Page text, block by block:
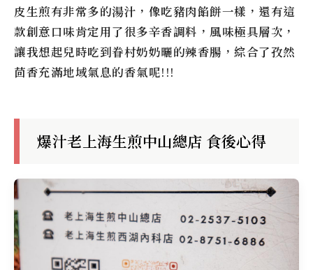
皮生煎有非常多的湯汁，像吃豬肉餡餅一樣，還有這
款創意口味肯定用了很多辛香調料，風味極具層次，
讓我想起兒時吃到眷村奶奶曬的辣香腸，綜合了孜然
茴香充滿地域氣息的香氣呢!!!
爆汁老上海生煎中山總店 食後心得